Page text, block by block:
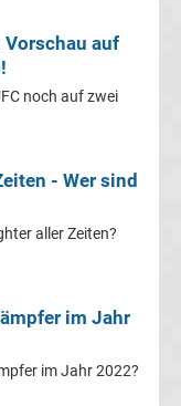
auf
noch auf zwei
- Wer sind
aller Zeiten?
im Jahr
im Jahr 2022?